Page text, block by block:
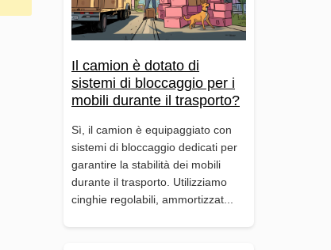
Il camion è dotato di
sistemi di bloccaggio per i
mobili durante il trasporto?
Sì, il camion è equipaggiato con
sistemi di bloccaggio dedicati per
garantire la stabilità dei mobili
durante il trasporto. Utilizziamo
cinghie regolabili, ammortizzat...